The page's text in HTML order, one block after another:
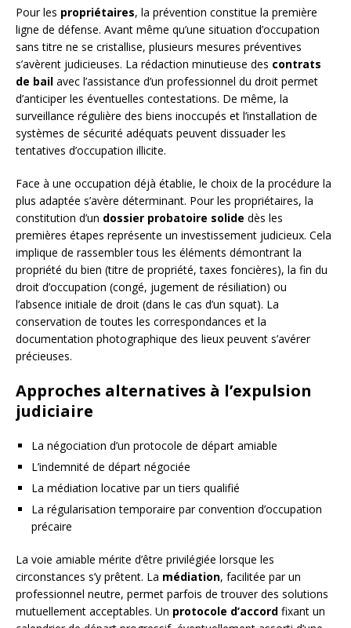
Pour les propriétaires, la prévention constitue la première
ligne de défense. Avant même qu’une situation d’occupation
sans titre ne se cristallise, plusieurs mesures préventives
s’avèrent judicieuses. La rédaction minutieuse des contrats
de bail avec l’assistance d’un professionnel du droit permet
d’anticiper les éventuelles contestations. De même, la
surveillance régulière des biens inoccupés et l’installation de
systèmes de sécurité adéquats peuvent dissuader les
tentatives d’occupation illicite.
Face à une occupation déjà établie, le choix de la procédure la
plus adaptée s’avère déterminant. Pour les propriétaires, la
constitution d’un dossier probatoire solide dès les
premières étapes représente un investissement judicieux. Cela
implique de rassembler tous les éléments démontrant la
propriété du bien (titre de propriété, taxes foncières), la fin du
droit d’occupation (congé, jugement de résiliation) ou
l’absence initiale de droit (dans le cas d’un squat). La
conservation de toutes les correspondances et la
documentation photographique des lieux peuvent s’avérer
précieuses.
Approches alternatives à l’expulsion
judiciaire
La négociation d’un protocole de départ amiable
L’indemnité de départ négociée
La médiation locative par un tiers qualifié
La régularisation temporaire par convention d’occupation
précaire
La voie amiable mérite d’être privilégiée lorsque les
circonstances s’y prêtent. La médiation, facilitée par un
professionnel neutre, permet parfois de trouver des solutions
mutuellement acceptables. Un protocole d’accord fixant un